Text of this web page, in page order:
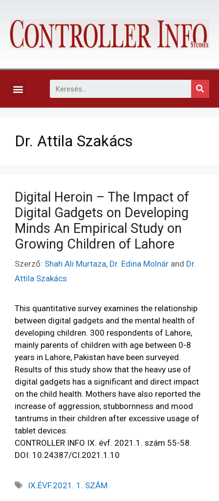
Dr. Attila Szakács
Digital Heroin – The Impact of
Digital Gadgets on Developing
Minds An Empirical Study on
Growing Children of Lahore
Szerző: Shah Ali Murtaza, Dr. Edina Molnár and Dr.
Attila Szakács
This quantitative survey examines the relationship
between digital gadgets and the mental health of
developing children. 300 respondents of Lahore,
mainly parents of children with age between 0-8
years in Lahore, Pakistan have been surveyed.
Results of this study show that the heavy use of
digital gadgets has a significant and direct impact
on the child health. Mothers have also reported the
increase of aggression, stubbornness and mood
tantrums in their children after excessive usage of
tablet devices.
CONTROLLER INFO IX. évf. 2021.1. szám 55-58.
DOI: 10.24387/CI.2021.1.10
IX.ÉVF.2021. 1. SZÁM